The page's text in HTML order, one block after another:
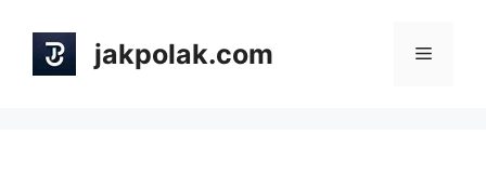
content
jakpolak.com Menu